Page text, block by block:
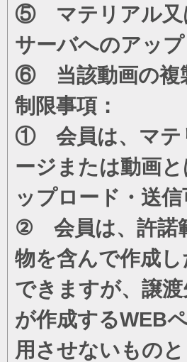
⑤ マテリアル又
サーバへのアッ
⑥ 当該動画の複
制限事項：
① 会員は、マテ
ージまたは動画
ップロード・送
② 会員は、許諾
物を含んで作成
できますが、譲
が作成するWEB
用させないものと